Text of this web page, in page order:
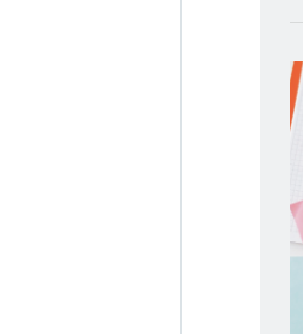
Ti Aiutiamo a Controllare
Tempo Reale, Realizzazando
Ci Occupiamo di Social Media
le tue Campagne ADS Facebook,